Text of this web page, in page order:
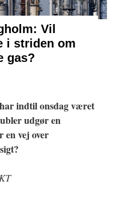
Vil
i striden om
gas?
indtil onsdag været
udgør en
en vej over